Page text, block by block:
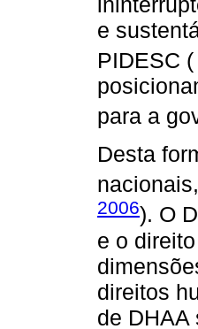
e
PIDESC (
para a
Desta
2006). O
e o
direitos
de DHAA